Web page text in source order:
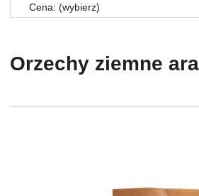
Cena: (wybierz)
Orzechy ziemne